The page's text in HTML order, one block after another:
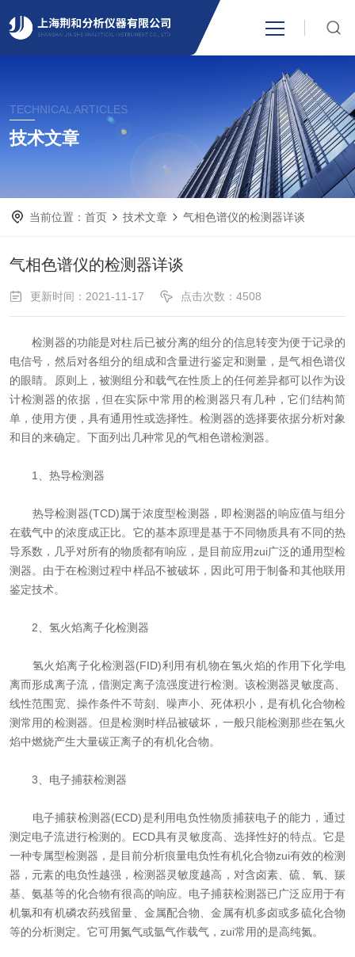
关于我们
新闻资讯
技术支持
视频中心
资料下载
在线留言
TECHNICAL ARTICLES
技术文章
当前位置：首页 技术文章 气相色谱仪的检测器详谈
气相色谱仪的检测器详谈
更新时间：2021-11-17 点击次数：4508
检测器的功能是对柱后已被分离的组分的信息转变为便于记录的
电信号，然后对各组分的组成和含量进行鉴定和测量，是气相色谱仪
的眼睛。原则上，被测组分和载气在性质上的任何差异都可以作为设
计检测器的依据，但在实际中常用的检测器只有几种，它们结构简
单，使用方便，具有通用性或选择性。检测器的选择要依据分析对象
和目的来确定。下面列出几种常见的气相色谱检测器。
1、热导检测器
热导检测器(TCD)属于浓度型检测器，即检测器的响应值与组分
在载气中的浓度成正比。它的基本原理是基于不同物质具有不同的热
导系数，几乎对所有的物质都有响应，是目前应用zui广泛的通用型检
测器。由于在检测过程中样品不被破坏，因此可用于制备和其他联用
鉴定技术。
2、氢火焰离子化检测器
氢火焰离子化检测器(FID)利用有机物在氢火焰的作用下化学电
离而形成离子流，借测定离子流强度进行检测。该检测器灵敏度高、
线性范围宽、操作条件不苛刻、噪声小、死体积小，是有机化合物检
测常用的检测器。但是检测时样品被破坏，一般只能检测那些在氢火
焰中燃烧产生大量碳正离子的有机化合物。
3、电子捕获检测器
电子捕获检测器(ECD)是利用电负性物质捕获电子的能力，通过
测定电子流进行检测的。ECD具有灵敏度高、选择性好的特点。它是
一种专属型检测器，是目前分析痕量电负性有机化合物zui有效的检测
器，元素的电负性越强，检测器灵敏度越高，对含卤素、硫、氧、羰
基、氨基等的化合物有很高的响应。电子捕获检测器已广泛应用于有
机氯和有机磷农药残留量、金属配合物、金属有机多卤或多硫化合物
等的分析测定。它可用氮气或氩气作载气，zui常用的是高纯氮。